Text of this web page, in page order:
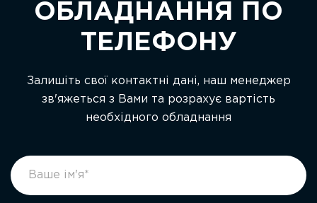
ОБЛАДНАННЯ ПО
ТЕЛЕФОНУ
Залишіть свої контактні дані, наш менеджер
зв'яжеться з Вами та розрахує вартість
необхідного обладнання
footer
form
If
you